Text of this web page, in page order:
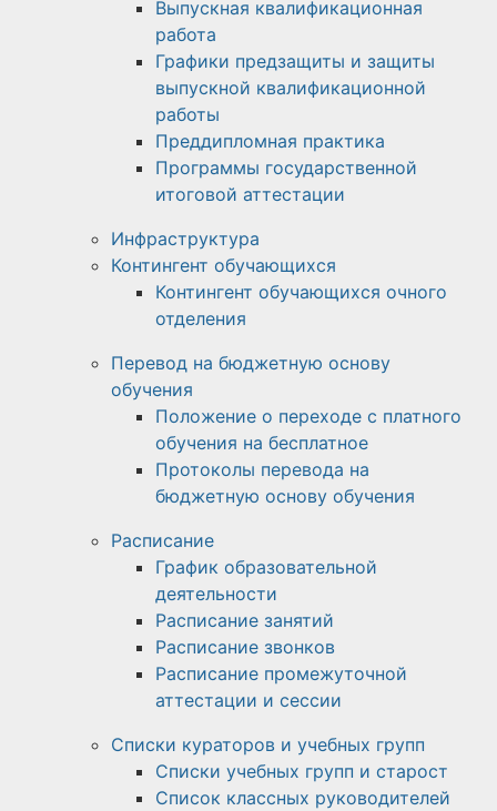
Выпускная квалификационная
работа
Графики предзащиты и защиты
выпускной квалификационной
работы
Преддипломная практика
Программы государственной
итоговой аттестации
Инфраструктура
Контингент обучающихся
Контингент обучающихся очного
отделения
Перевод на бюджетную основу
обучения
Положение о переходе с платного
обучения на бесплатное
Протоколы перевода на
бюджетную основу обучения
Расписание
График образовательной
деятельности
Расписание занятий
Расписание звонков
Расписание промежуточной
аттестации и сессии
Списки кураторов и учебных групп
Списки учебных групп и старост
Список классных руководителей